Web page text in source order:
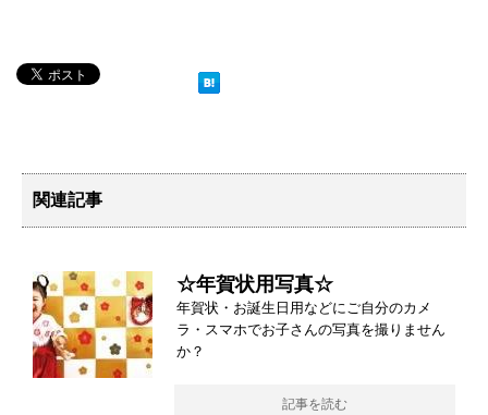
関連記事
☆年賀状用写真☆
年賀状・お誕生日用などにご自分のカメ
ラ・スマホでお子さんの写真を撮りません
か？
記事を読む